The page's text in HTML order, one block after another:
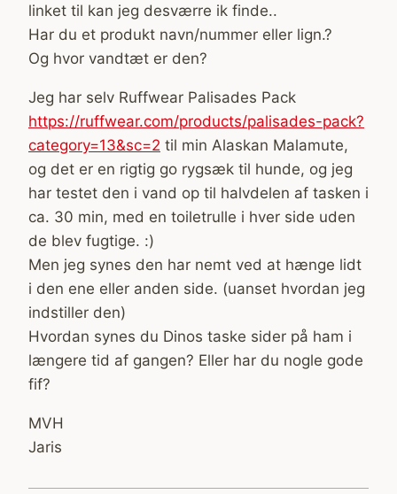
linket til kan jeg desværre ik finde..
Har du et produkt navn/nummer eller lign.?
Og hvor vandtæt er den?
Jeg har selv Ruffwear Palisades Pack
https://ruffwear.com/products/palisades-pack?
category=13&sc=2 til min Alaskan Malamute,
og det er en rigtig go rygsæk til hunde, og jeg
har testet den i vand op til halvdelen af tasken i
ca. 30 min, med en toiletrulle i hver side uden
de blev fugtige. :)
Men jeg synes den har nemt ved at hænge lidt
i den ene eller anden side. (uanset hvordan jeg
indstiller den)
Hvordan synes du Dinos taske sider på ham i
længere tid af gangen? Eller har du nogle gode
fif?
MVH
Jaris